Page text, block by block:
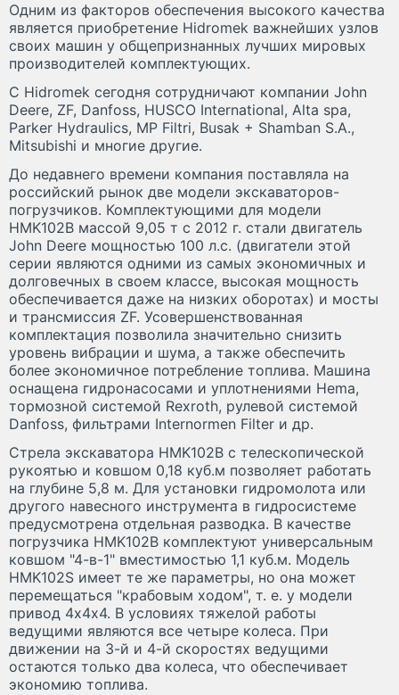
Одним из факторов обеспечения высокого качества
является приобретение Hidromek важнейших узлов
своих машин у общепризнанных лучших мировых
производителей комплектующих.
С Hidromek сегодня сотрудничают компании John
Deere, ZF, Danfoss, HUSCO International, Alta spa,
Parker Hydraulics, MP Filtri, Busak + Shamban S.A.,
Mitsubishi и многие другие.
До недавнего времени компания поставляла на
российский рынок две модели экскаваторов-
погрузчиков. Комплектующими для модели
HMK102B массой 9,05 т с 2012 г. стали двигатель
John Deere мощностью 100 л.с. (двигатели этой
серии являются одними из самых экономичных и
долговечных в своем классе, высокая мощность
обеспечивается даже на низких оборотах) и мосты
и трансмиссия ZF. Усовершенствованная
комплектация позволила значительно снизить
уровень вибрации и шума, а также обеспечить
более экономичное потребление топлива. Машина
оснащена гидронасосами и уплотнениями Hema,
тормозной системой Rexroth, рулевой системой
Danfoss, фильтрами Internormen Filter и др.
Стрела экскаватора HMK102B с телескопической
рукоятью и ковшом 0,18 куб.м позволяет работать
на глубине 5,8 м. Для установки гидромолота или
другого навесного инструмента в гидросистеме
предусмотрена отдельная разводка. В качестве
погрузчика HMK102B комплектуют универсальным
ковшом "4-в-1" вместимостью 1,1 куб.м. Модель
HMK102S имеет те же параметры, но она может
перемещаться "крабовым ходом", т. е. у модели
привод 4х4х4. В условиях тяжелой работы
ведущими являются все четыре колеса. При
движении на 3-й и 4-й скоростях ведущими
остаются только два колеса, что обеспечивает
экономию топлива.